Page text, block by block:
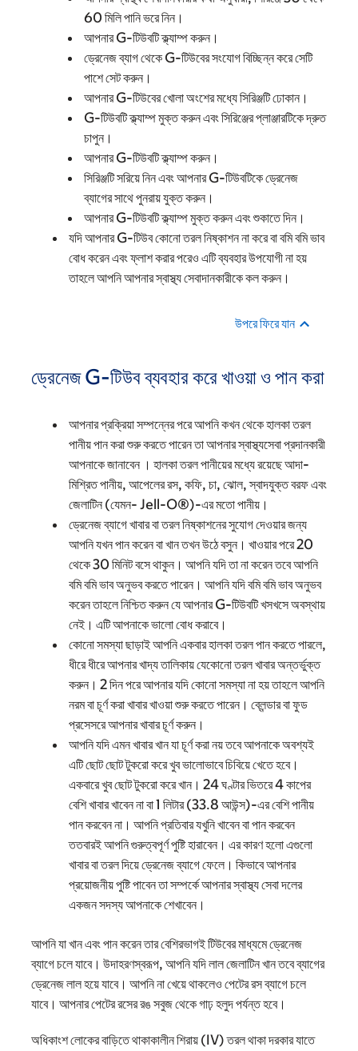
60 মিলি পানি ভরে নিন।
আপনার G-টিউবটি ক্ল্যাম্প করুন।
ড্রেনেজ ব্যাগ থেকে G-টিউবের সংযোগ বিচ্ছিন্ন করে সেটি
পাশে সেট করুন।
আপনার G-টিউবের খোলা অংশের মধ্যে সিরিঞ্জটি ঢোকান।
G-টিউবটি ক্ল্যাম্প মুক্ত করুন এবং সিরিঞ্জের প্লাঞ্জারটিকে দ্রুত
চাপুন।
আপনার G-টিউবটি ক্ল্যাম্প করুন।
সিরিঞ্জটি সরিয়ে নিন এবং আপনার G-টিউবটিকে ড্রেনেজ
ব্যাগের সাথে পুনরায় যুক্ত করুন।
আপনার G-টিউবটি ক্ল্যাম্প মুক্ত করুন এবং শুকাতে দিন।
যদি আপনার G-টিউব কোনো তরল নিষ্কাশন না করে বা বমি বমি ভাব
বোধ করেন এবং ফ্লাশ করার পরেও এটি ব্যবহার উপযোগী না হয়
তাহলে আপনি আপনার স্বাস্থ্য সেবাদানকারীকে কল করুন।
উপরে ফিরে যান
ড্রেনেজ G-টিউব ব্যবহার করে খাওয়া ও পান করা
আপনার প্রক্রিয়া সম্পন্নের পরে আপনি কখন থেকে হালকা তরল
পানীয় পান করা শুরু করতে পারেন তা আপনার স্বাস্থ্যসেবা প্রদানকারী
আপনাকে জানাবেন । হালকা তরল পানীয়ের মধ্যে রয়েছে আদা-
মিশ্রিত পানীয়, আপেলের রস, কফি, চা, ঝোল, স্বাদযুক্ত বরফ এবং
জেলাটিন (যেমন- Jell-O®)-এর মতো পানীয়।
ড্রেনেজ ব্যাগে খাবার বা তরল নিষ্কাশনের সুযোগ দেওয়ার জন্য
আপনি যখন পান করেন বা খান তখন উঠে বসুন। খাওয়ার পরে 20
থেকে 30 মিনিট বসে থাকুন। আপনি যদি তা না করেন তবে আপনি
বমি বমি ভাব অনুভব করতে পারেন। আপনি যদি বমি বমি ভাব অনুভব
করেন তাহলে নিশ্চিত করুন যে আপনার G-টিউবটি খসখসে অবস্থায়
নেই। এটি আপনাকে ভালো বোধ করাবে।
কোনো সমস্যা ছাড়াই আপনি একবার হালকা তরল পান করতে পারলে,
ধীরে ধীরে আপনার খাদ্য তালিকায় যেকোনো তরল খাবার অন্তর্ভুক্ত
করুন। 2 দিন পরে আপনার যদি কোনো সমস্যা না হয় তাহলে আপনি
নরম বা চূর্ণ করা খাবার খাওয়া শুরু করতে পারেন। ব্লেন্ডার বা ফুড
প্রসেসরে আপনার খাবার চূর্ণ করুন।
আপনি যদি এমন খাবার খান যা চূর্ণ করা নয় তবে আপনাকে অবশ্যই
এটি ছোট ছোট টুকরো করে খুব ভালোভাবে চিবিয়ে খেতে হবে।
একবারে খুব ছোট টুকরো করে খান। 24 ঘণ্টার ভিতরে 4 কাপের
বেশি খাবার খাবেন না বা 1 লিটার (33.8 আউন্স)-এর বেশি পানীয়
পান করবেন না। আপনি প্রতিবার যখুনি খাবেন বা পান করবেন
ততবারই আপনি গুরুত্বপূর্ণ পুষ্টি হারাবেন। এর কারণ হলো এগুলো
খাবার বা তরল দিয়ে ড্রেনেজ ব্যাগে ফেলে। কিভাবে আপনার
প্রয়োজনীয় পুষ্টি পাবেন তা সম্পর্কে আপনার স্বাস্থ্য সেবা দলের
একজন সদস্য আপনাকে শেখাবেন।
আপনি যা খান এবং পান করেন তার বেশিরভাগই টিউবের মাধ্যমে ড্রেনেজ
ব্যাগে চলে যাবে। উদাহরণস্বরূপ, আপনি যদি লাল জেলাটিন খান তবে ব্যাগের
ড্রেনেজ লাল হয়ে যাবে। আপনি না খেয়ে থাকলেও পেটের রস ব্যাগে চলে
যাবে। আপনার পেটের রসের রঙ সবুজ থেকে গাঢ় হলুদ পর্যন্ত হবে।
অধিকাংশ লোকের বাড়িতে থাকাকালীন শিরায় (IV) তরল থাকা দরকার যাতে